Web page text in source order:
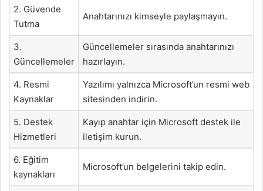
2. Güvende
Tutma
Anahtarınızı kimseyle paylaşmayın.
3.
Güncellemeler
Güncellemeler sırasında anahtarınızı
hazırlayın.
4. Resmi
Kaynaklar
Yazılımı yalnızca Microsoft’un resmi web
sitesinden indirin.
5. Destek
Hizmetleri
Kayıp anahtar için Microsoft destek ile
iletişim kurun.
6. Eğitim
kaynakları
Microsoft’un belgelerini takip edin.